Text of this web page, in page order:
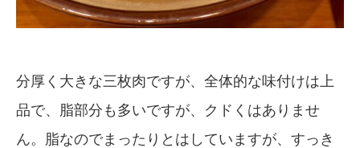
分厚く大きな三枚肉ですが、全体的な味付けは上
品で、脂部分も多いですが、クドくはありませ
ん。脂なのでまったりとはしていますが、すっき